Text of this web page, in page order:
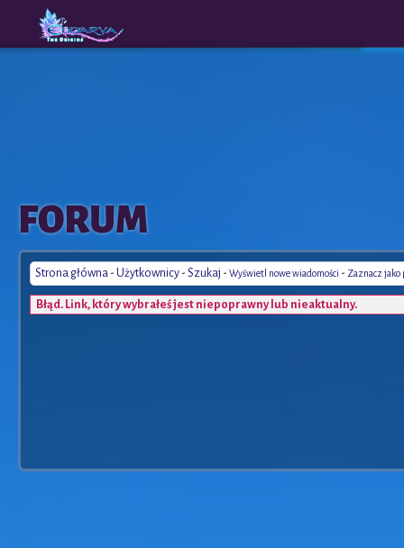
The
Origins
FORUM
Strona główna - Użytkownicy - Szukaj - Wyświetl nowe wiadomości - Zaznacz jako
Błąd. Link, który wybrałeś jest niepoprawny lub nieaktualny.